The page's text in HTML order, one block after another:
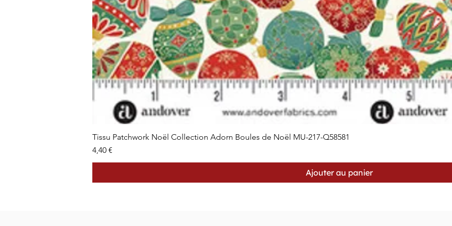
Aperçu rapide
Tissu Patchwork Noël Collection Adorn Boules de Noël MU-217-Q58581
Prix
4,40 €
Ajouter au panier